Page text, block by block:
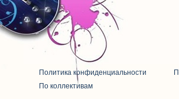
Политика конфиденциальности
По коллективам